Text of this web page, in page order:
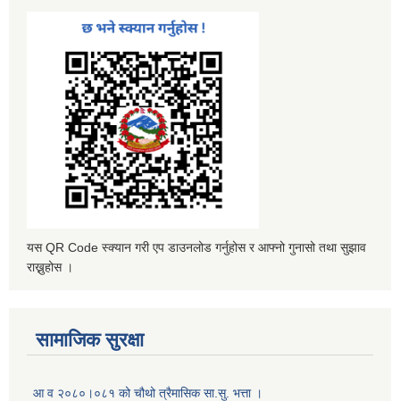
यस QR Code स्क्यान गरी एप डाउनलोड गर्नुहोस र आफ्नो गुनासो तथा सुझाव
राख्नुहोस ।
सामाजिक सुरक्षा
आ व २०८०।०८१ को चौथो त्रैमासिक सा.सु. भत्ता ।